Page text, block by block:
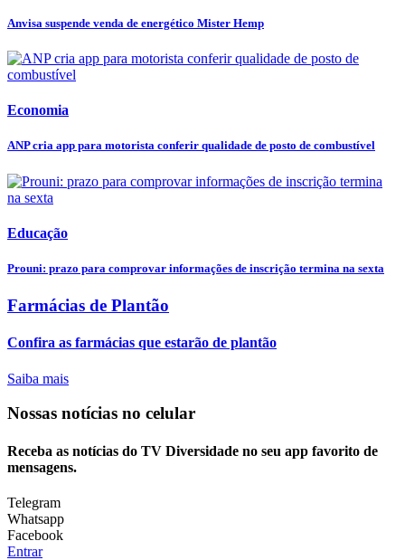
Anvisa suspende venda de energético Mister Hemp
Economia
ANP cria app para motorista conferir qualidade de posto de combustível
Educação
Prouni: prazo para comprovar informações de inscrição termina na sexta
Farmácias de Plantão
Confira as farmácias que estarão de plantão
Saiba mais
Nossas notícias no celular
Receba as notícias do TV Diversidade no seu app favorito de
mensagens.
Telegram
Whatsapp
Facebook
Entrar